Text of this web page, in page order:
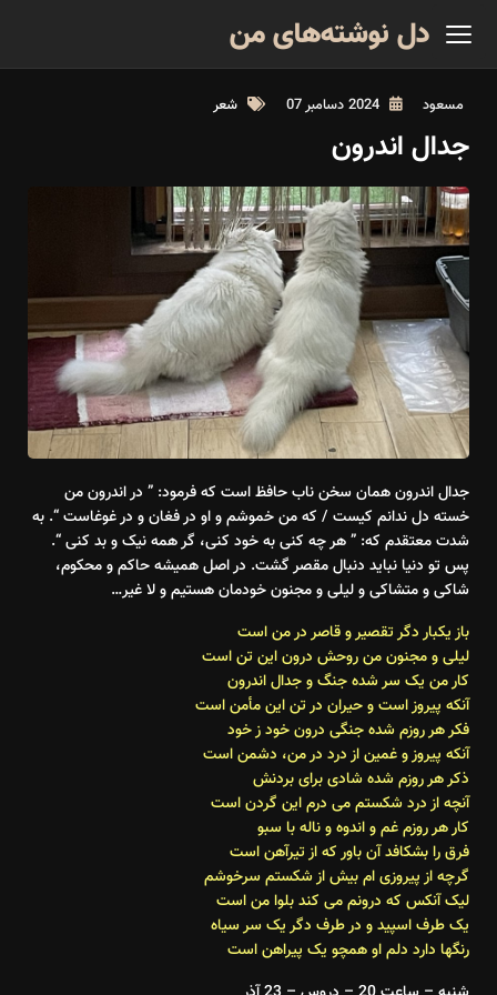
دل نوشته‌های من
مسعود شعر
جدال اندرون
جدال اندرون همان سخن ناب حافظ است که فرمود: ” در اندرون من
خسته دل ندانم کیست / که من خموشم و او در فغان و در غوغاست “. به
شدت معتقدم که: ” هر چه کنی به خود کنی، گر همه نیک و بد کنی “.
پس تو دنیا نباید دنبال مقصر گشت. در اصل همیشه حاکم و محکوم،
شاکی و متشاکی و لیلی و مجنون خودمان هستیم و لا غیر…
باز یکبار دگر تقصیر و قاصر در من است
لیلی و مجنون من روحش درون این تن است
کار من یک سر شده جنگ و جدال اندرون
آنکه پیروز است و حیران در تن این مأمن است
فکر هر روزم شده جنگی درون خود ز خود
آنکه پیروز و غمین از درد در من، دشمن است
ذکر هر روزم شده شادی برای بردنش
آنچه از درد شکستم می درم این گردن است
کار هر روزم غم و اندوه و ناله با سبو
فرق را بشکافد آن باور که از تیرآهن است
گرچه از پیروزی ام بیش از شکستم سرخوشم
لیک آنکس که درونم می کند بلوا من است
یک طرف اسپید و در طرف دگر یک سر سیاه
رنگها دارد دلم او همچو یک پیراهن است